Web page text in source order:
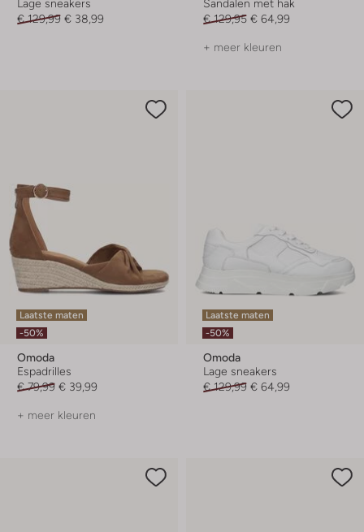
Lage sneakers
€ 129,99 € 38,99
Sandalen met hak
€ 129,95 € 64,99
+ meer kleuren
Laatste maten
-50%
Omoda
Espadrilles
€ 79,99 € 39,99
+ meer kleuren
Laatste maten
-50%
Omoda
Lage sneakers
€ 129,99 € 64,99